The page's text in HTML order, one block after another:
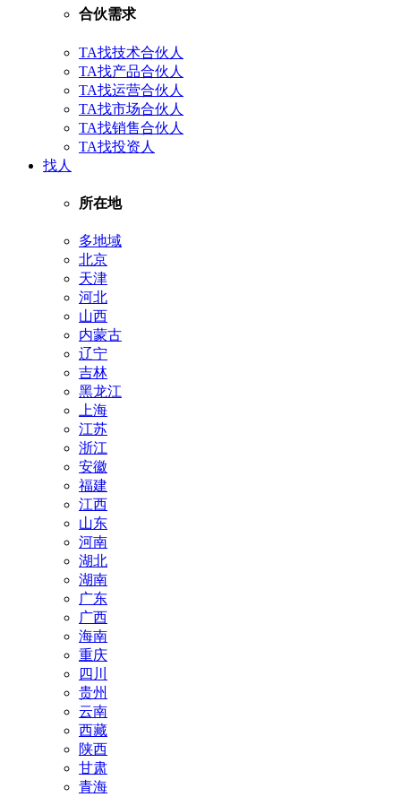
合伙需求
TA找技术合伙人
TA找产品合伙人
TA找运营合伙人
TA找市场合伙人
TA找销售合伙人
TA找投资人
找人
所在地
多地域
北京
天津
河北
山西
内蒙古
辽宁
吉林
黑龙江
上海
江苏
浙江
安徽
福建
江西
山东
河南
湖北
湖南
广东
广西
海南
重庆
四川
贵州
云南
西藏
陕西
甘肃
青海